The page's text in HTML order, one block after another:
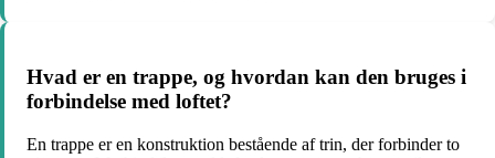
Hvad er en trappe, og hvordan kan den bruges i
forbindelse med loftet?
En trappe er en konstruktion bestående af trin, der forbinder to